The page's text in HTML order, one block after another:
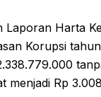
Laporan Harta
Korupsi
menjadi Rp